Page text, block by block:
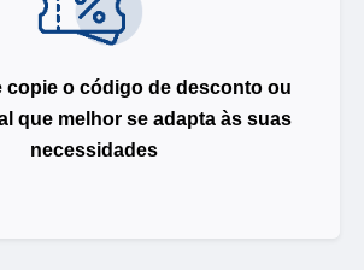
copie o código de desconto ou
que melhor se adapta às suas
necessidades